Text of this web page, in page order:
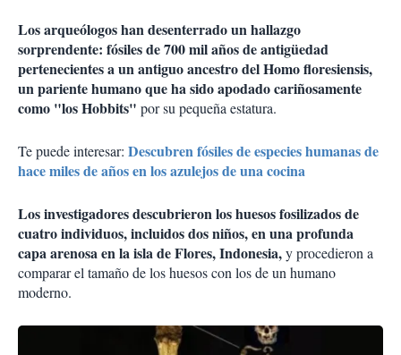
Los arqueólogos han desenterrado un hallazgo
sorprendente: fósiles de 700 mil años de antigüedad
pertenecientes a un antiguo ancestro del Homo floresiensis,
un pariente humano que ha sido apodado cariñosamente
como "los Hobbits" por su pequeña estatura.
Te puede interesar: Descubren fósiles de especies humanas de
hace miles de años en los azulejos de una cocina
Los investigadores descubrieron los huesos fosilizados de
cuatro individuos, incluidos dos niños, en una profunda
capa arenosa en la isla de Flores, Indonesia,y procedieron a
comparar el tamaño de los huesos con los de un humano
moderno.